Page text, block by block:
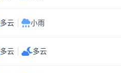
多云 小雨
多云 多云